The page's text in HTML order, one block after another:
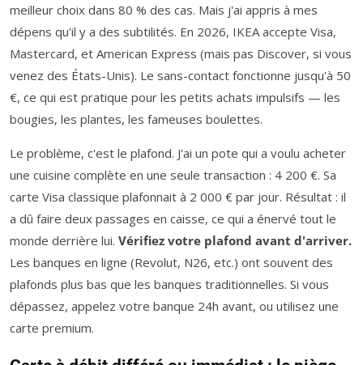
meilleur choix dans 80 % des cas. Mais j'ai appris à mes
dépens qu'il y a des subtilités. En 2026, IKEA accepte Visa,
Mastercard, et American Express (mais pas Discover, si vous
venez des États-Unis). Le sans-contact fonctionne jusqu'à 50
€, ce qui est pratique pour les petits achats impulsifs — les
bougies, les plantes, les fameuses boulettes.
Le problème, c'est le plafond. J'ai un pote qui a voulu acheter
une cuisine complète en une seule transaction : 4 200 €. Sa
carte Visa classique plafonnait à 2 000 € par jour. Résultat : il
a dû faire deux passages en caisse, ce qui a énervé tout le
monde derrière lui. Vérifiez votre plafond avant d'arriver.
Les banques en ligne (Revolut, N26, etc.) ont souvent des
plafonds plus bas que les banques traditionnelles. Si vous
dépassez, appelez votre banque 24h avant, ou utilisez une
carte premium.